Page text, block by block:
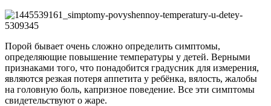
Порой бывает очень сложно определить симптомы,
определяющие повышение температуры у детей. Верными
признаками того, что понадобится градусник для измерения,
являются резкая потеря аппетита у ребёнка, вялость, жалобы
на головную боль, капризное поведение. Все эти симптомы
свидетельствуют о жаре.